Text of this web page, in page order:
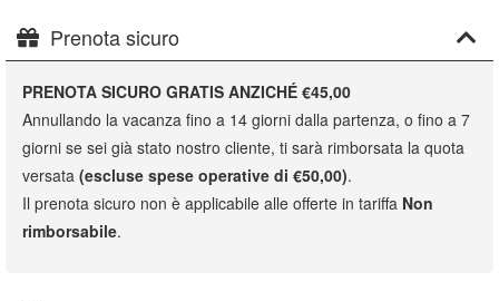
Prenota sicuro
PRENOTA SICURO GRATIS ANZICHÉ €45,00
Annullando la vacanza fino a 14 giorni dalla partenza, o fino a 7
giorni se sei già stato nostro cliente, ti sarà rimborsata la quota
versata (escluse spese operative di €50,00).
Il prenota sicuro non è applicabile alle offerte in tariffa Non
rimborsabile.